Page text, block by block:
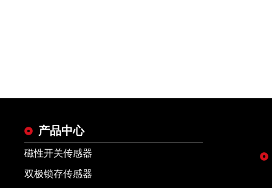
产品中心
磁性开关传感器
双极锁存传感器